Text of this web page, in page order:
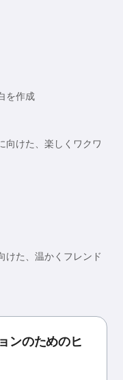
を作成
向けた、楽しくワクワ
けた、温かくフレンド
ンのためのヒ